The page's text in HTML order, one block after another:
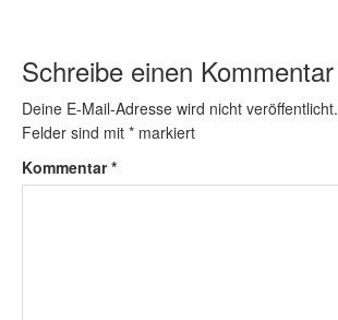
Schreibe einen Kommentar
Deine E-Mail-Adresse wird nicht veröffentlicht.
Felder sind mit * markiert
Kommentar*